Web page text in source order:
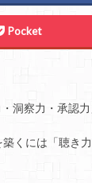
Pocket
洞察力・承認
くには「聴き